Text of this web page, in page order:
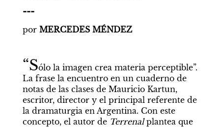
---
por MERCEDES MÉNDEZ
“Sólo la imagen crea materia perceptible”.
La frase la encuentro en un cuaderno de
notas de las clases de Mauricio Kartun,
escritor, director y el principal referente de
la dramaturgia en Argentina. Con este
concepto, el autor de Terrenal plantea que